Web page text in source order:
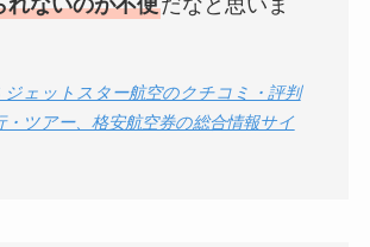
ジェットスター航空のクチコミ・評判
・ツアー、格安航空券の総合情報サイ